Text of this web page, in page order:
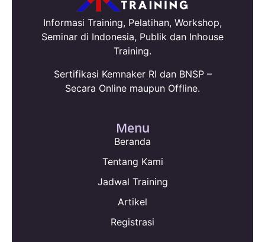
Informasi Training, Pelatihan, Workshop,
Seminar di Indonesia, Publik dan Inhouse
Training.
Sertifikasi Kemnaker RI dan BNSP –
Secara Online maupun Offline.
Menu
Beranda
Tentang Kami
Jadwal Training
Artikel
Registrasi